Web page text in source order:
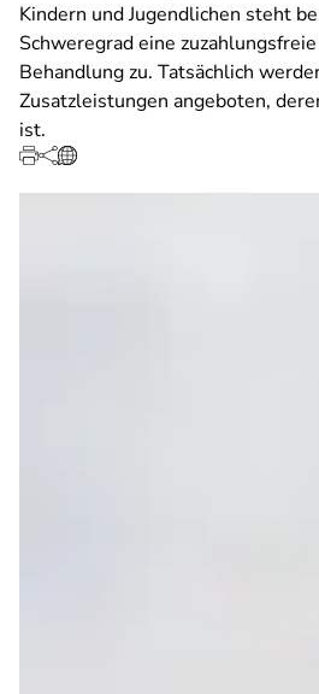
Kindern und Jugendlichen steht
Schweregrad eine
Behandlung zu. Tatsächlich
Zusatzleistungen angeboten,
ist.